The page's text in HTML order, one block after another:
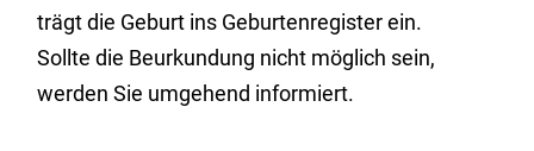
trägt die Geburt ins Geburtenregister ein.
Sollte die Beurkundung nicht möglich sein,
werden Sie umgehend informiert.